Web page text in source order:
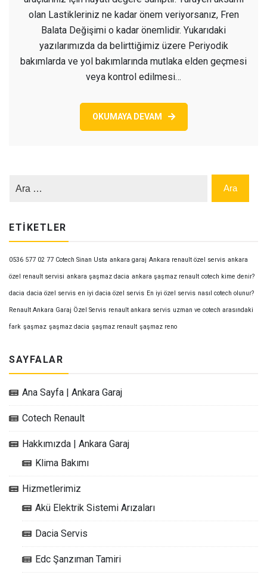
olan Lastikleriniz ne kadar önem veriyorsanız, Fren
Balata Değişimi o kadar önemlidir. Yukarıdaki
yazılarımızda da belirttiğimiz üzere Periyodik
bakımlarda ve yol bakımlarında mutlaka elden geçmesi
veya kontrol edilmesi…
OKUMAYA DEVAM
ETIKETLER
0536 577 02 77 Cotech Sinan Usta ankara garaj Ankara renault özel servis ankara
özel renault servisi ankara şaşmaz dacia ankara şaşmaz renault cotech kime denir?
dacia dacia özel servis en iyi dacia özel servis En iyi özel servis nasıl cotech olunur?
Renault Ankara Garaj Özel Servis renault ankara servis uzman ve cotech arasındaki
fark şaşmaz şaşmaz dacia şaşmaz renault şaşmaz reno
SAYFALAR
Ana Sayfa | Ankara Garaj
Cotech Renault
Hakkımızda | Ankara Garaj
Klima Bakımı
Hizmetlerimiz
Akü Elektrik Sistemi Arızaları
Dacia Servis
Edc Şanzıman Tamiri